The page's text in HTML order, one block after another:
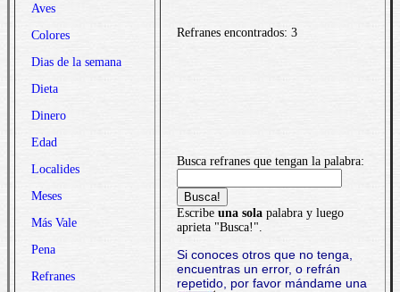
Aves
Colores
Dias de la semana
Dieta
Dinero
Edad
Localides
Meses
Más Vale
Pena
Refranes
Refranes encontrados: 3
Busca refranes que tengan la palabra:
Escribe una sola palabra y luego
aprieta "Busca!".
Si conoces otros que no tenga,
encuentras un error, o refrán
repetido, por favor mándame una